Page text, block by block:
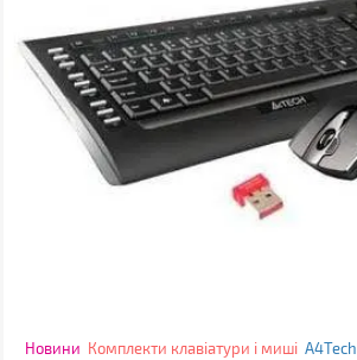
Новини Комплекти клавіатури і миші A4Tech